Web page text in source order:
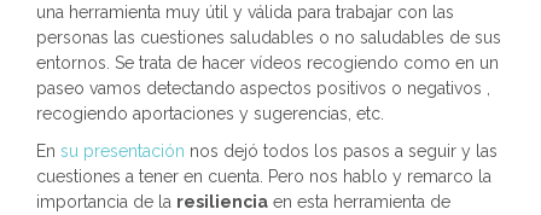
una herramienta muy útil y válida para trabajar con las
personas las cuestiones saludables o no saludables de sus
entornos. Se trata de hacer vídeos recogiendo como en un
paseo vamos detectando aspectos positivos o negativos ,
recogiendo aportaciones y sugerencias, etc.
En su presentación nos dejó todos los pasos a seguir y las
cuestiones a tener en cuenta. Pero nos hablo y remarco la
importancia de la resiliencia en esta herramienta de